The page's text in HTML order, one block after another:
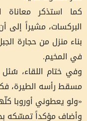
كما استذكر معاناة
البركسات، مشيراً إلى
بناء منزل من حجارة
في المخيم.
وفي ختام اللقاء،
مسقط رأسه الطيرة،
«ولو يعطوني أوروبا
وأضاف مؤكداً تمسّكه